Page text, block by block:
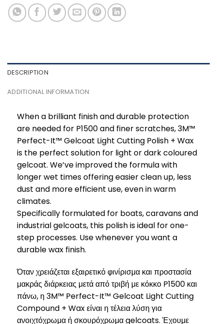
DESCRIPTION
ADDITIONAL INFORMATION
When a brilliant finish and durable protection
are needed for P1500 and finer scratches, 3M™
Perfect-It™ Gelcoat Light Cutting Polish + Wax
is the perfect solution for light or dark coloured
gelcoat. We’ve improved the formula with
longer wet times offering easier clean up, less
dust and more efficient use, even in warm
climates.
Specifically formulated for boats, caravans and
industrial gelcoats, this polish is ideal for one-
step processes. Use whenever you want a
durable wax finish.
Όταν χρειάζεται εξαιρετικό φινίρισμα και προστασία
μακράς διάρκειας μετά από τριβή με κόκκο P1500 και
πάνω, η 3M™ Perfect-It™ Gelcoat Light Cutting
Compound + Wax είναι η τέλεια λύση για
ανοιχτόχρωμα ή σκουρόχρωμα gelcoats. Έχουμε